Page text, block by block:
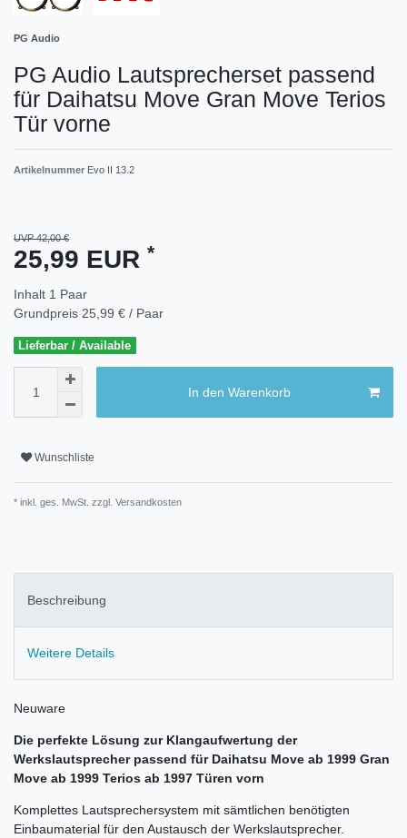
PG Audio
PG Audio Lautsprecherset passend
für Daihatsu Move Gran Move Terios
Tür vorne
Artikelnummer Evo II 13.2
UVP 42,00 €
25,99 EUR *
Inhalt 1 Paar
Grundpreis 25,99 € / Paar
Lieferbar / Available
In den Warenkorb
Wunschliste
* inkl. ges. MwSt. zzgl. Versandkosten
Beschreibung
Weitere Details
Neuware
Die perfekte Lösung zur Klangaufwertung der
Werkslautsprecher passend für Daihatsu Move ab 1999 Gran
Move ab 1999 Terios ab 1997 Türen vorn
Komplettes Lautsprechersystem mit sämtlichen benötigten
Einbaumaterial für den Austausch der Werkslautsprecher.